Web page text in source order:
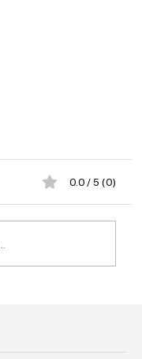
0.0 / 5 (0)